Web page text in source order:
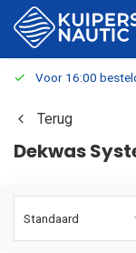
Voor 16:00
Terug
Dekwas